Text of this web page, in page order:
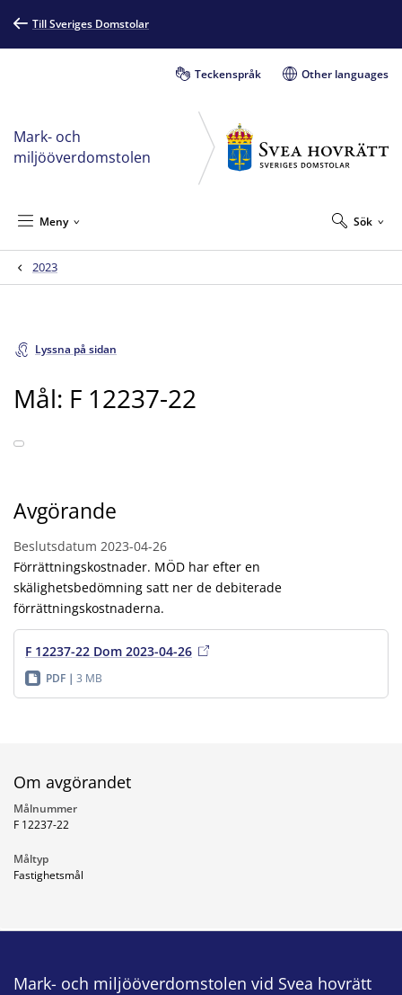
Till Sveriges Domstolar
Teckenspråk Other languages
Mark- och
miljööverdomstolen
Sök
Meny
2023
Lyssna på sidan
Mål: F 12237-22
Avgörande
Beslutsdatum 2023-04-26
Förrättningskostnader. MÖD har efter en
skälighetsbedömning satt ner de debiterade
förrättningskostnaderna.
F 12237-22 Dom 2023-04-26
PDF 3 MB
Om avgörandet
Målnummer
F 12237-22
Måltyp
Fastighetsmål
Mark- och miljööverdomstolen vid Svea hovrätt